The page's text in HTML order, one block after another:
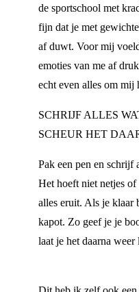
de sportschool met
fijn dat je met
af duwt. Voor mij
emoties van me af
echt even alles om mij
SCHRIJF ALLES
SCHEUR HET
Pak een pen en schrijf
Het hoeft niet netjes
alles eruit. Als je klaar
kapot. Zo geef je je
laat je het daarna weer